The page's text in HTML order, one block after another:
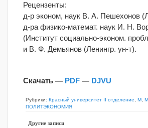
Рецензенты:
д-р эконом, наук В. А. Пешехонов
д-ра физико-математ. наук И. Н.
(Институт социально-эконом.
и В. Ф. Демьянов (Ленингр. ун-т).
Скачать — PDF — DJVU
Рубрики: Красный университет II отделение М М
ПОЛИТЭКОНОМИЯ
Другие записи